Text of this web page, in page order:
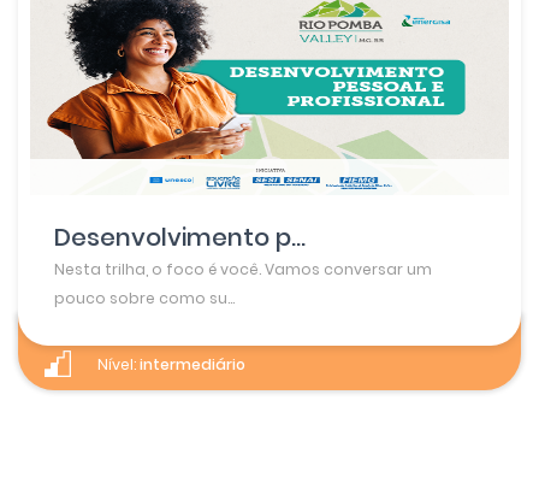
Desenvolvimento p...
Nesta trilha, o foco é você. Vamos conversar um
pouco sobre como su...
Nível:intermediário